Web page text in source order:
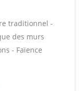
traditionnel -
des murs
- Faïence